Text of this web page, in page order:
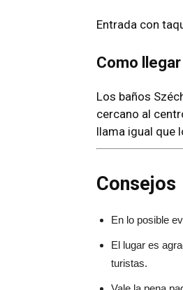
Entrada con
Como
Los baños
cercano al
llama igual que
Consejos
En lo posible
El lugar es
turistas.